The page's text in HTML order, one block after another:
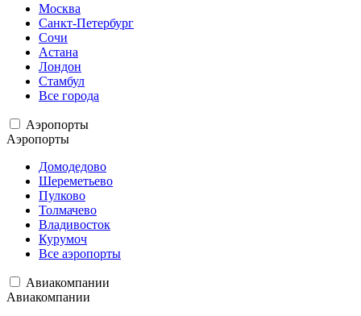
Москва
Санкт-Петербург
Сочи
Астана
Лондон
Стамбул
Все города
Аэропорты
Аэропорты
Домодедово
Шереметьево
Пулково
Толмачево
Владивосток
Курумоч
Все аэропорты
Авиакомпании
Авиакомпании